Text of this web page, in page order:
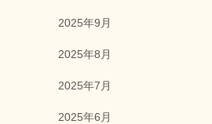
2025年9月
2025年8月
2025年7月
2025年6月